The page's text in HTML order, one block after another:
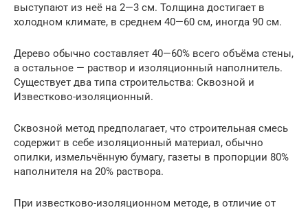
выступают из неё на 2—3 см. Толщина достигает в
холодном климате, в среднем 40—60 см, иногда 90 см.
Дерево обычно составляет 40—60% всего объёма стены,
а остальное — раствор и изоляционный наполнитель.
Существует два типа строительства: Сквозной и
Известково-изоляционный.
Сквозной метод предполагает, что строительная смесь
содержит в себе изоляционный материал, обычно
опилки, измельчённую бумагу, газеты в пропорции 80%
наполнителя на 20% раствора.
При известково-изоляционном методе, в отличие от